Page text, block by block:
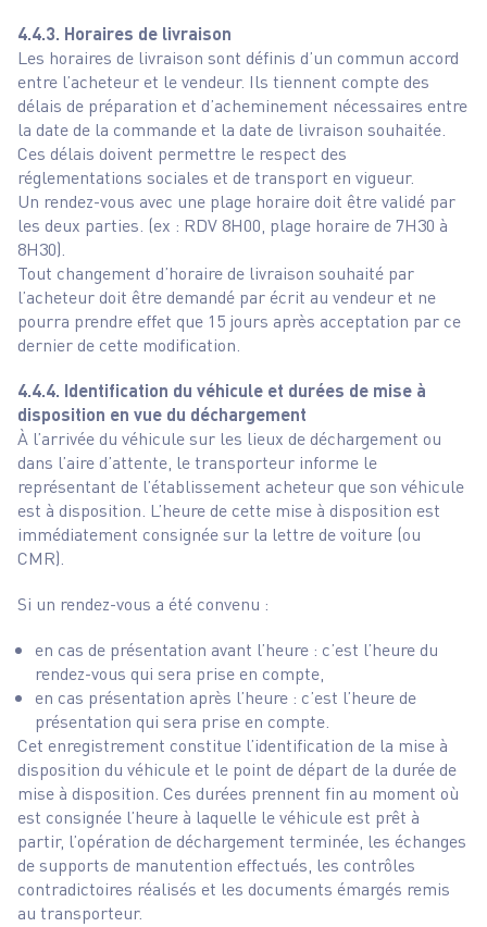
4.4.3. Horaires de livraison
Les horaires de livraison sont définis d’un commun accord
entre l’acheteur et le vendeur. Ils tiennent compte des
délais de préparation et d’acheminement nécessaires entre
la date de la commande et la date de livraison souhaitée.
Ces délais doivent permettre le respect des
réglementations sociales et de transport en vigueur.
Un rendez-vous avec une plage horaire doit être validé par
les deux parties. (ex : RDV 8H00, plage horaire de 7H30 à
8H30).
Tout changement d’horaire de livraison souhaité par
l’acheteur doit être demandé par écrit au vendeur et ne
pourra prendre effet que 15 jours après acceptation par ce
dernier de cette modification.
4.4.4. Identification du véhicule et durées de mise à
disposition en vue du déchargement
À l’arrivée du véhicule sur les lieux de déchargement ou
dans l’aire d’attente, le transporteur informe le
représentant de l’établissement acheteur que son véhicule
est à disposition. L’heure de cette mise à disposition est
immédiatement consignée sur la lettre de voiture (ou
CMR).
Si un rendez-vous a été convenu :
en cas de présentation avant l’heure : c’est l’heure du
rendez-vous qui sera prise en compte,
en cas présentation après l’heure : c’est l’heure de
présentation qui sera prise en compte.
Cet enregistrement constitue l’identification de la mise à
disposition du véhicule et le point de départ de la durée de
mise à disposition. Ces durées prennent fin au moment où
est consignée l’heure à laquelle le véhicule est prêt à
partir, l’opération de déchargement terminée, les échanges
de supports de manutention effectués, les contrôles
contradictoires réalisés et les documents émargés remis
au transporteur.